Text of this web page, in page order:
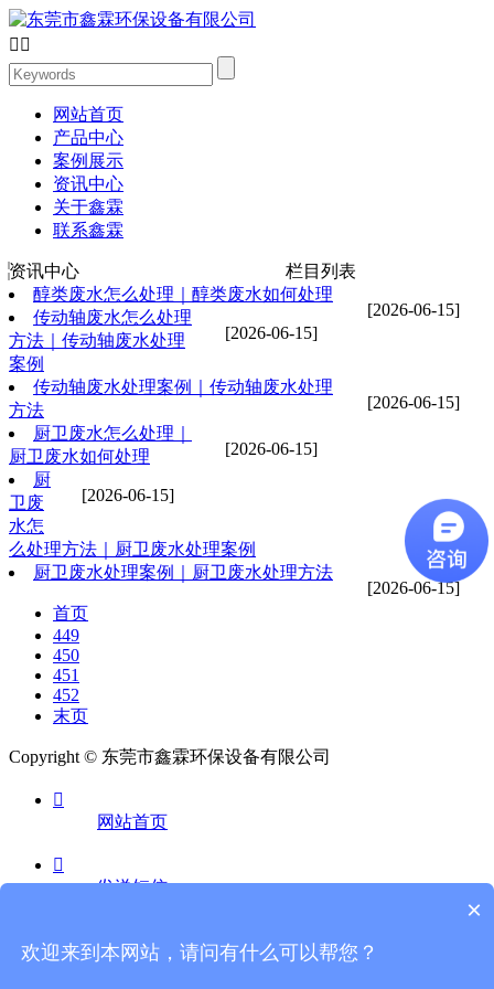
 
网站首页
产品中心
案例展示
资讯中心
关于鑫霖
联系鑫霖
资讯中心 栏目列表
[2026-06-15]
醇类废水怎么处理｜醇类废水如何处理
[2026-06-15]
传动轴废水怎么处理
方法｜传动轴废水处理
案例
[2026-06-15]
传动轴废水处理案例｜传动轴废水处理
方法
[2026-06-15]
厨卫废水怎么处理｜
厨卫废水如何处理
[2026-06-15]
厨
卫废
水怎
么处理方法｜厨卫废水处理案例
[2026-06-15]
厨卫废水处理案例｜厨卫废水处理方法
首页
449
450
451
452
末页
Copyright © 东莞市鑫霖环保设备有限公司

网站首页

发送短信
电话咨询
×
欢迎来到本网站，请问有什么可以帮您？